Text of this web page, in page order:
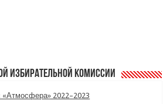
избирательной комиссии
«Атмосфера» 2022–2023